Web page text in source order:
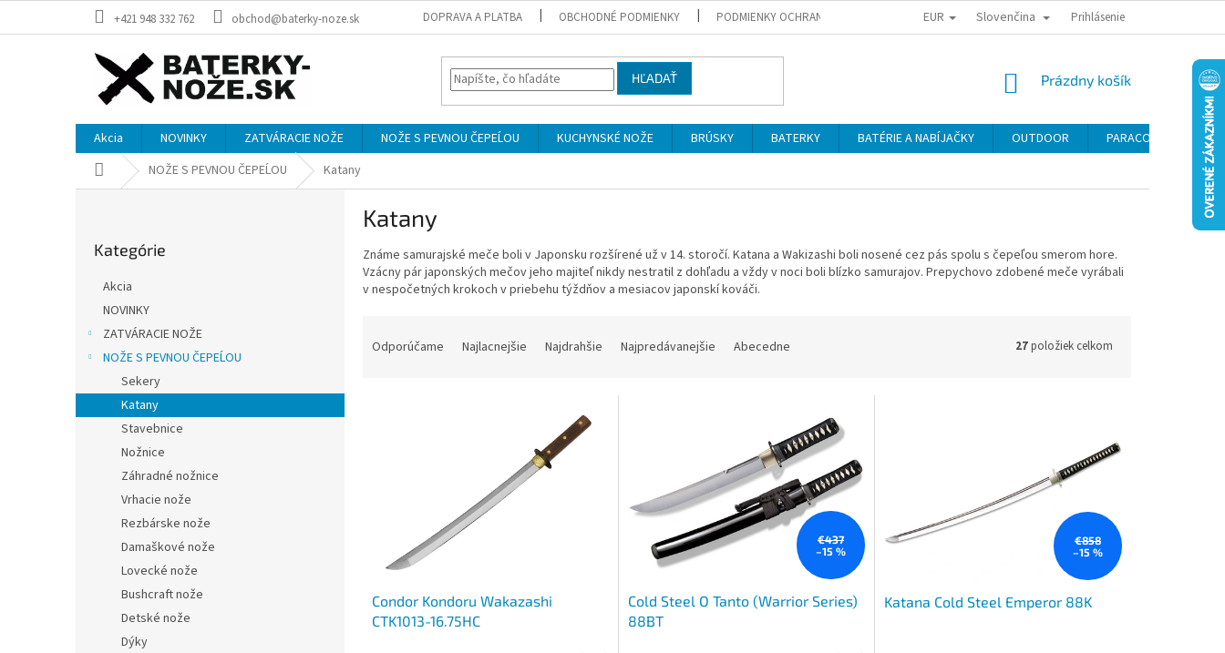
+421 948 332 762 obchod@baterky-noze.sk DOPRAVA A PLATBA OBCHODNÉ PODMIENKY PODMIENKY OCHRANY OSOBNÝCH ÚDAJOV ODSTÚPENIE OD KÚPNEJ ZMLUVY
EUR Slovenčina Prihlásenie
HĽADAŤ
NÁKUPNÝ
Prázdny košík
Akcia NOVINKY ZATVÁRACIE NOŽE NOŽE S PEVNOU ČEPEĹOU KUCHYNSKÉ NOŽE BRÚSKY BATERKY BATÉRIE A NABÍJAČKY OUTDOOR PARACORD
DomovNOŽE S PEVNOU ČEPEĹOU Katany
kategórie
Kategórie
Akcia
NOVINKY
ZATVÁRACIE NOŽE
NOŽE S PEVNOU ČEPEĹOU
Sekery
Katany
Stavebnice
Nožnice
Záhradné nožnice
Vrhacie nože
Rezbárske nože
Damaškové nože
Lovecké nože
Bushcraft nože
Detské nože
Dýky
Katany
Známe samurajské meče boli v Japonsku rozšírené už v 14. storočí. Katana a Wakizashi boli nosené cez pás spolu s čepeľou smerom hore.
Vzácny pár japonských mečov jeho majiteľ nikdy nestratil z dohľadu a vždy v noci boli blízko samurajov. Prepychovo zdobené meče vyrábali
v nespočetných krokoch v priebehu týždňov a mesiacov japonskí kováči.
Odporúčame Najlacnejšie Najdrahšie Najpredávanejšie Abecedne 27položiek celkom
Condor Kondoru Wakazashi
CTK1013-16.75HC
€437
–15 %
Cold Steel O Tanto (Warrior Series)
88BT
€858
–15 %
Katana Cold Steel Emperor 88K